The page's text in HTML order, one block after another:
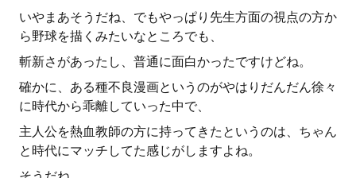
いやまあそうだね、でもやっぱり先生方面の視点の方か
ら野球を描くみたいなところでも、
斬新さがあったし、普通に面白かったですけどね。
確かに、ある種不良漫画というのがやはりだんだん徐々
に時代から乖離していった中で、
主人公を熱血教師の方に持ってきたというのは、ちゃん
と時代にマッチしてた感じがしますよね。